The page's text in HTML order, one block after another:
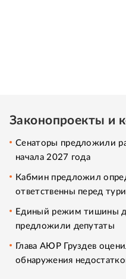
Законопроекты и
Сенаторы предложили
начала 2027 года
Кабмин предложил
ответственны перед
Единый режим тишины
предложили депутаты
Глава АЮР Груздев
обнаружения